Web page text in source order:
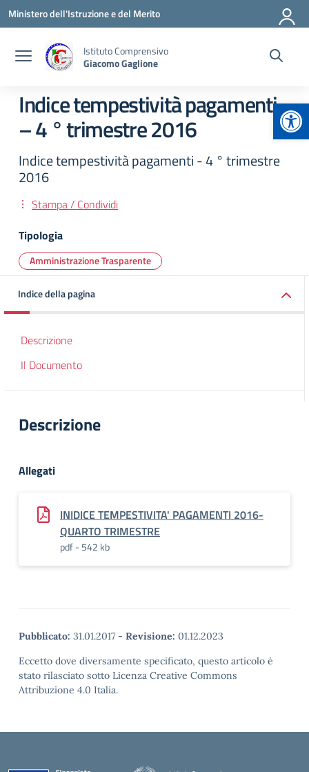
Vai ai contenuti
Vai al menu di navigazione
Vai al footer
Ministero dell'Istruzione e del Merito
Istituto Comprensivo
Giacomo Gaglione
Indice tempestività pagamenti
– 4 ° trimestre 2016
Indice tempestività pagamenti - 4 ° trimestre
2016
Stampa / Condividi
Tipologia
Amministrazione Trasparente
Indice della pagina
Descrizione
Il Documento
Descrizione
Allegati
INIDICE TEMPESTIVITA' PAGAMENTI 2016-
QUARTO TRIMESTRE
pdf - 542 kb
Pubblicato: 31.01.2017 - Revisione: 01.12.2023
Eccetto dove diversamente specificato, questo articolo è
stato rilasciato sotto Licenza Creative Commons
Attribuzione 4.0 Italia.